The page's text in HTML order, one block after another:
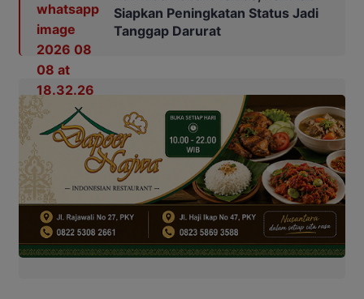
Siapkan Peningkatan Status Jadi
Tanggap Darurat